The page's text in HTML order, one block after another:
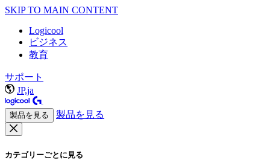
SKIP TO MAIN CONTENT
Logicool
ビジネス
教育
サポート
JP,ja
製品を見る 製品を見る
カテゴリーごとに見る